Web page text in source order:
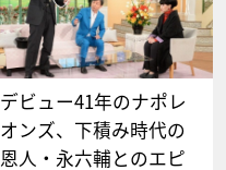
デビュー41年のナポレ
オンズ、下積み時代の
恩人・永六輔とのエピ